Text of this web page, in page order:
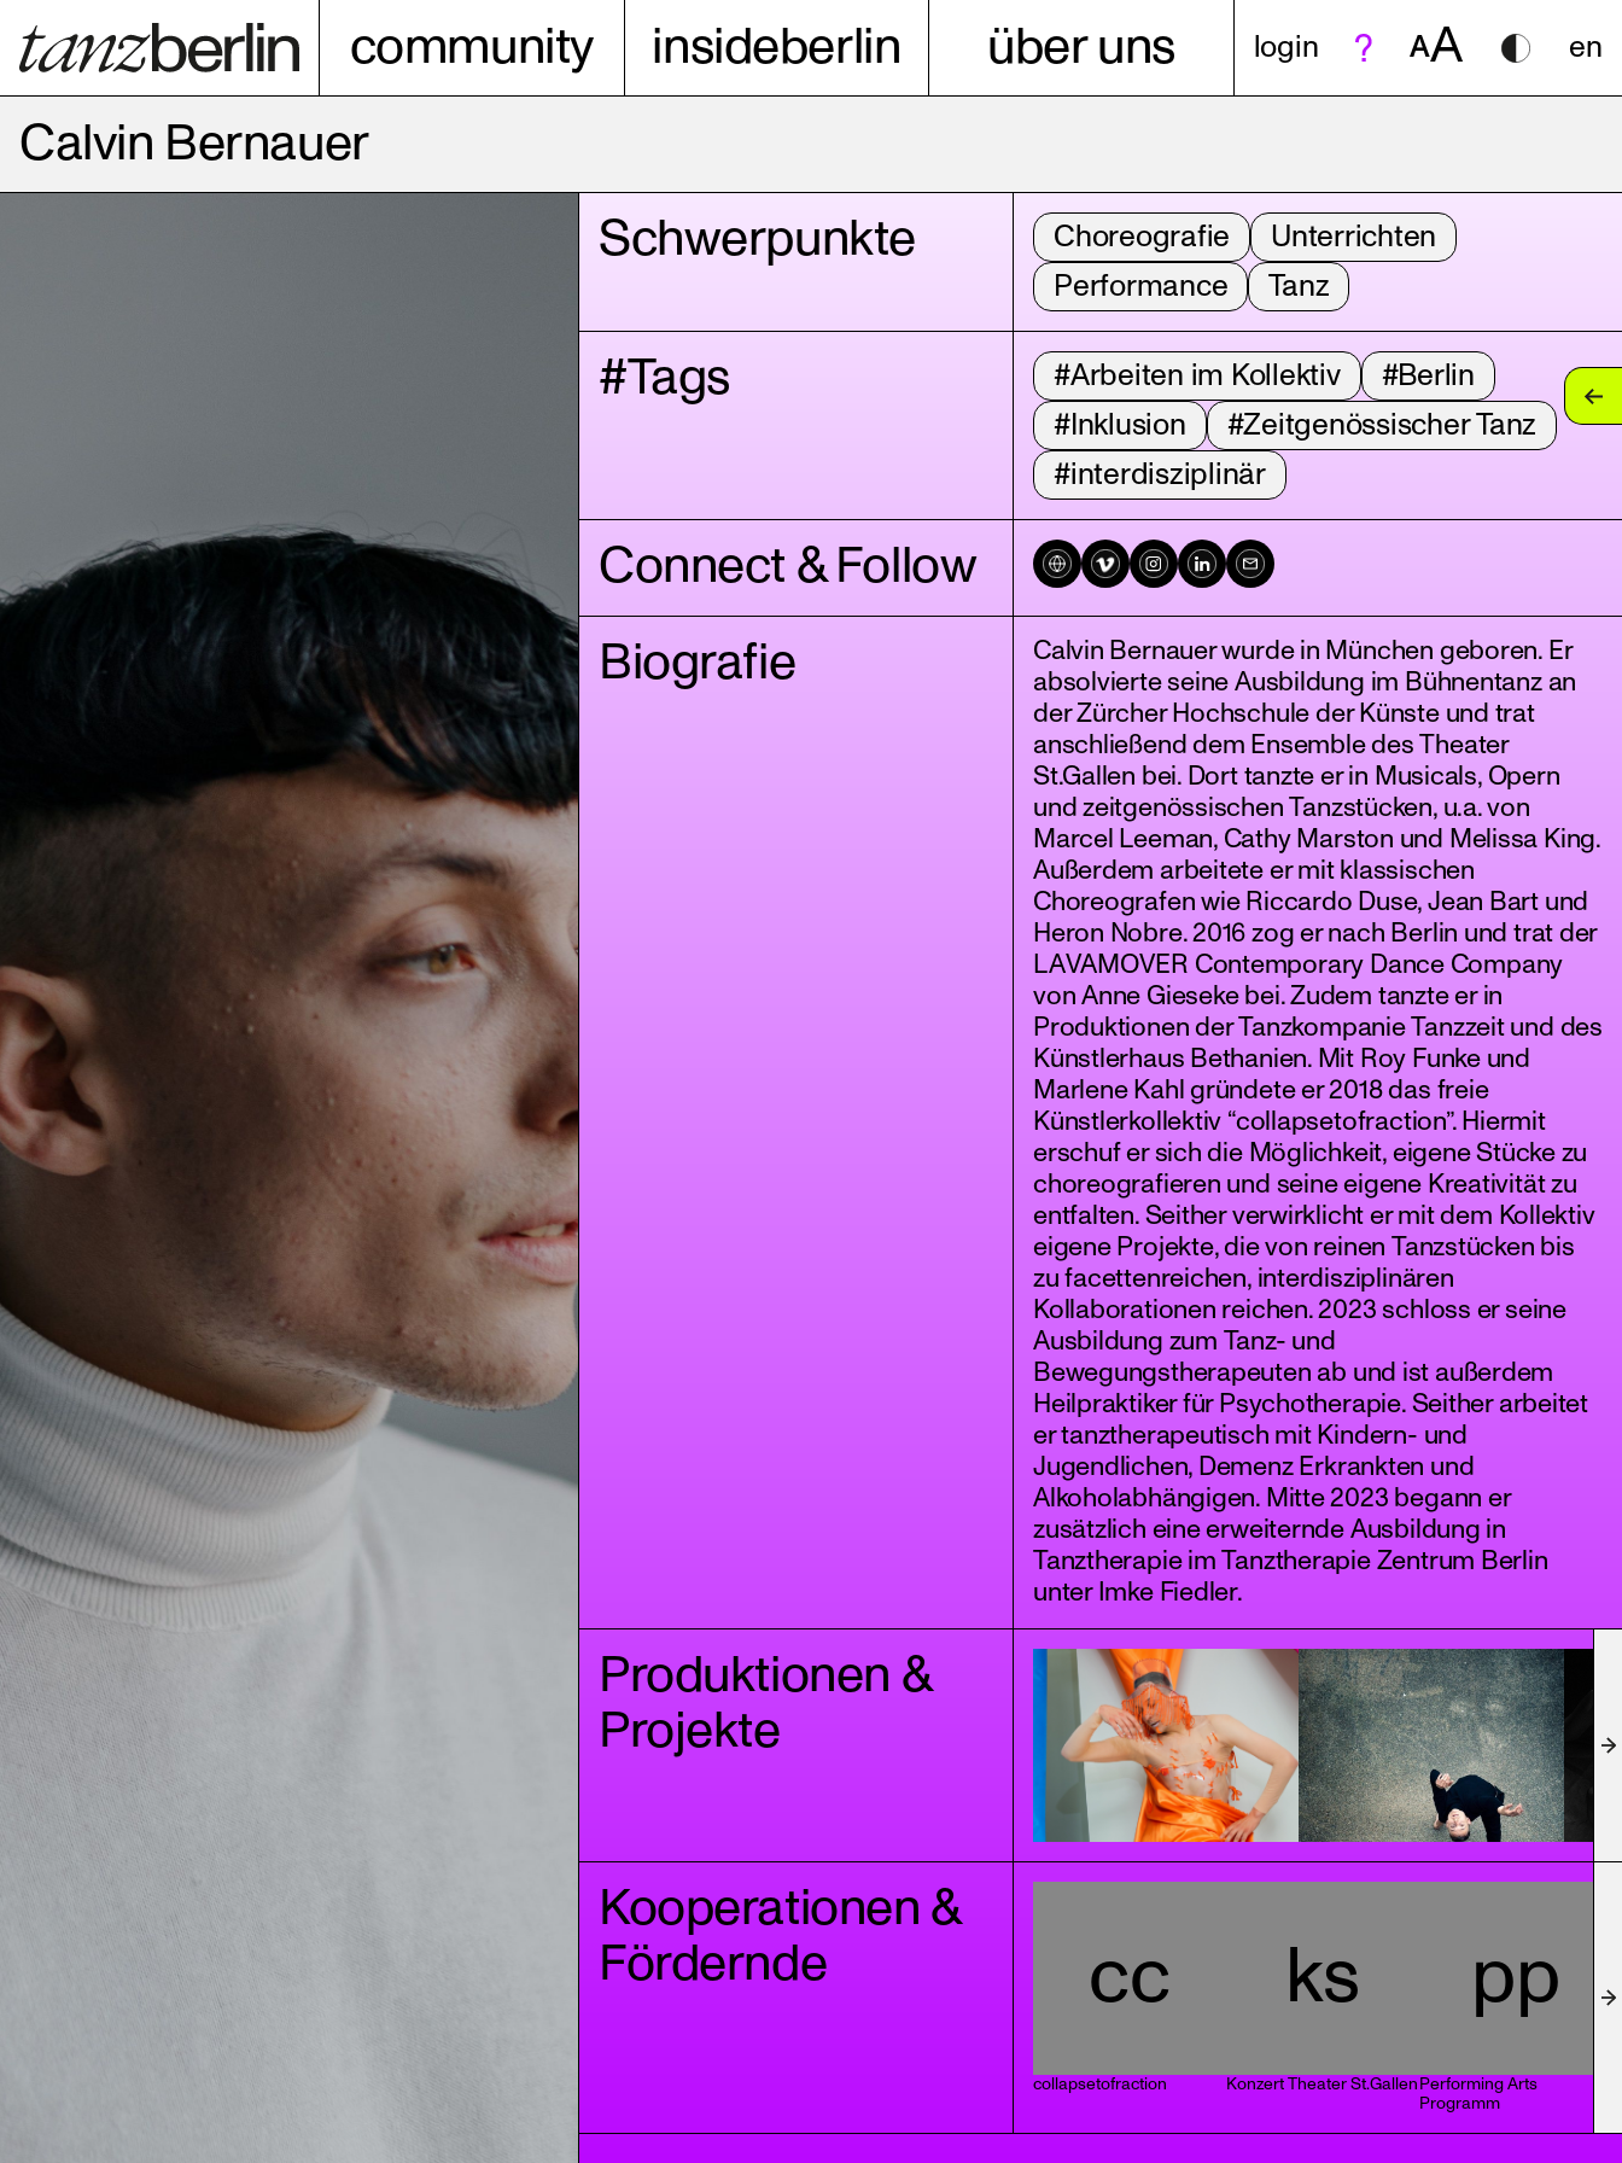
community insideberlin über uns login AA en
Calvin Bernauer
Schwerpunkte
Choreografie
Unterrichten
Performance
Tanz
#Tags #Arbeiten im Kollektiv
#Berlin
#Inklusion
#Zeitgenössischer Tanz
#interdisziplinär
Connect & Follow
Biografie
Calvin Bernauer wurde in München geboren. Er
absolvierte seine Ausbildung im Bühnentanz an
der Zürcher Hochschule der Künste und trat
anschließend dem Ensemble des Theater
St.Gallen bei. Dort tanzte er in Musicals, Opern
und zeitgenössischen Tanzstücken, u.a. von
Marcel Leeman, Cathy Marston und Melissa King.
Außerdem arbeitete er mit klassischen
Choreografen wie Riccardo Duse, Jean Bart und
Heron Nobre. 2016 zog er nach Berlin und trat der
LAVAMOVER Contemporary Dance Company
von Anne Gieseke bei. Zudem tanzte er in
Produktionen der Tanzkompanie Tanzzeit und des
Künstlerhaus Bethanien. Mit Roy Funke und
Marlene Kahl gründete er 2018 das freie
Künstlerkollektiv “collapsetofraction”. Hiermit
erschuf er sich die Möglichkeit, eigene Stücke zu
choreografieren und seine eigene Kreativität zu
entfalten. Seither verwirklicht er mit dem Kollektiv
eigene Projekte, die von reinen Tanzstücken bis
zu facettenreichen, interdisziplinären
Kollaborationen reichen. 2023 schloss er seine
Ausbildung zum Tanz- und
Bewegungstherapeuten ab und ist außerdem
Heilpraktiker für Psychotherapie. Seither arbeitet
er tanztherapeutisch mit Kindern- und
Jugendlichen, Demenz Erkrankten und
Alkoholabhängigen. Mitte 2023 begann er
zusätzlich eine erweiternde Ausbildung in
Tanztherapie im Tanztherapie Zentrum Berlin
unter Imke Fiedler.
Produktionen &
Projekte
Kooperationen &
Fördernde
cc
collapsetofraction
ks
Konzert Theater St.Gallen
pp
Performing Arts
Programm